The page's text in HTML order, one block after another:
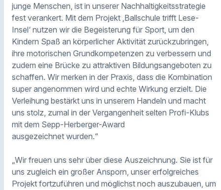
junge Menschen, ist in unserer Nachhaltigkeitsstrategie
fest verankert. Mit dem Projekt ‚Ballschule trifft Lese-
Insel‘ nutzen wir die Begeisterung für Sport, um den
Kindern Spaß an körperlicher Aktivität zurückzubringen,
ihre motorischen Grundkompetenzen zu verbessern und
zudem eine Brücke zu attraktiven Bildungsangeboten zu
schaffen. Wir merken in der Praxis, dass die Kombination
super angenommen wird und echte Wirkung erzielt. Die
Verleihung bestärkt uns in unserem Handeln und macht
uns stolz, zumal in der Vergangenheit selten Profi-Klubs
mit dem Sepp-Herberger-Award
ausgezeichnet wurden.“
„Wir freuen uns sehr über diese Auszeichnung. Sie ist für
uns zugleich ein großer Ansporn, unser erfolgreiches
Projekt fortzuführen und möglichst noch auszubauen, um